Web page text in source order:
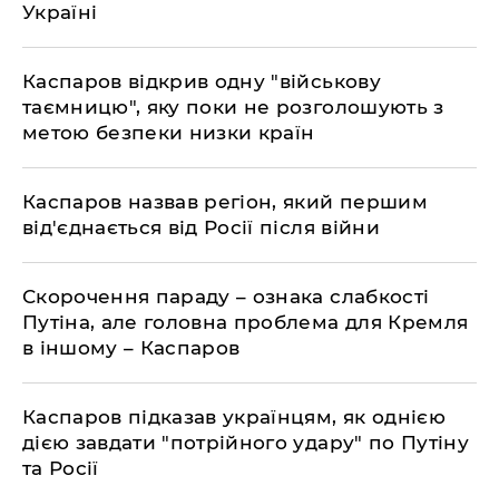
Україні
​Каспаров відкрив одну "військову
таємницю", яку поки не розголошують з
метою безпеки низки країн
​Каспаров назвав регіон, який першим
від'єднається від Росії після війни
​Скорочення параду – ознака слабкості
Путіна, але головна проблема для Кремля
в іншому – Каспаров
​Каспаров підказав українцям, як однією
дією завдати "потрійного удару" по Путіну
та Росії